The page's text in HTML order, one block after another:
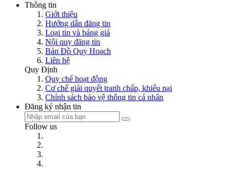
Thông tin
Giới thiệu
Hướng dẫn đăng tin
Loại tin và bảng giá
Nội quy đăng tin
Bản Đồ Quy Hoạch
Liên hệ
Quy Định
Quy chế hoạt động
Cơ chế giải quyết tranh chấp, khiếu nại
Chính sách bảo vệ thông tin cá nhân
Đăng ký nhận tin
Follow us